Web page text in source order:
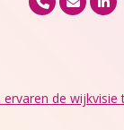
de wijkvisie